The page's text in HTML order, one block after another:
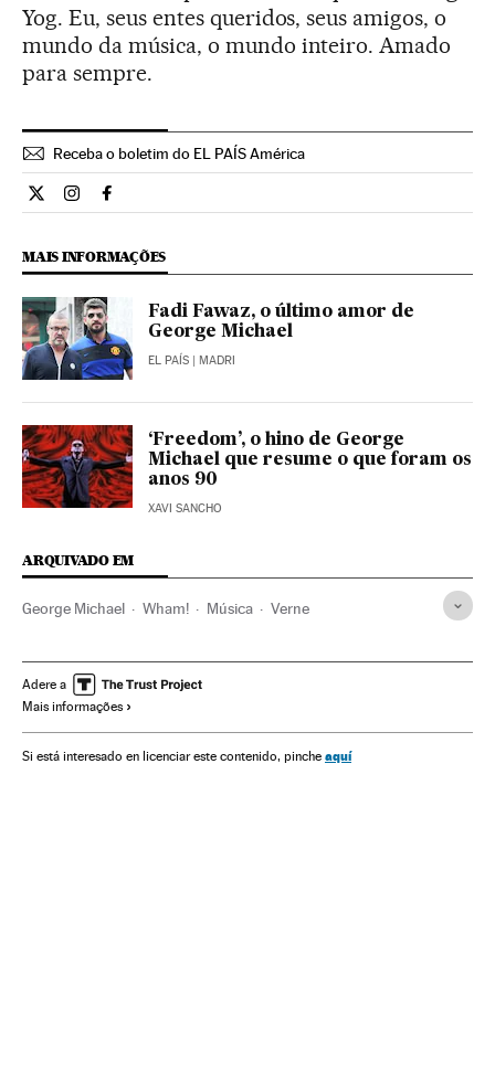
Yog. Eu, seus entes queridos, seus amigos, o
mundo da música, o mundo inteiro. Amado
para sempre.
Receba o boletim do EL PAÍS América
Cultura El País Brasil en Twitter
Cultura El País Brasil en Instagram
Cultura El País Brasil en Facebook
MAIS INFORMAÇÕES
Fadi Fawaz, o último amor de
George Michael
EL PAÍS | MADRI
‘Freedom’, o hino de George
Michael que resume o que foram os
anos 90
XAVI SANCHO
ARQUIVADO EM
George Michael Wham! Música Verne
Adere a
Mais informações
Si está interesado en licenciar este contenido, pinche aquí